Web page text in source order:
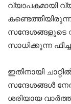
വ്യാപകമായി
സന്ദേശങ്ങളുടെ
സാധിക്കുന്ന
ഇതിനായി
സന്ദേശങ്ങൾ
ശരിയായ